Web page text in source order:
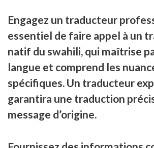
Engagez un traducteur
essentiel de faire appel à un
natif du swahili, qui maîtrise
langue et comprend les
spécifiques. Un traducteur
garantira une traduction
message d’origine.